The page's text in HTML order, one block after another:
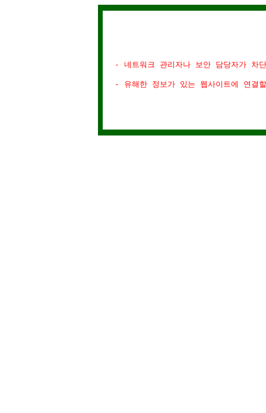
- 네트워크 관리자나 보안 담당자가 차
- 유해한 정보가 있는 웹사이트에 연결